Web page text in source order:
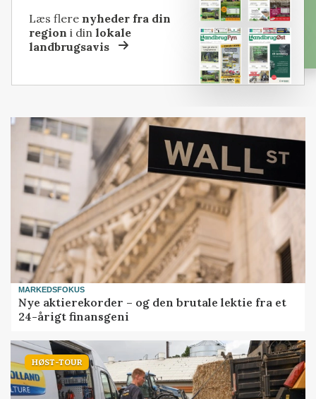
Læs flere nyheder fra din
region i dinlokale
landbrugsavis
MARKEDSFOKUS
Nye aktierekorder – og den brutale lektie fra et
24-årigt finansgeni
HØST-TOUR